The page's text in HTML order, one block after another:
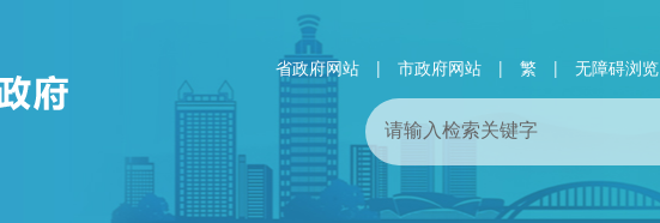
省政府网站 | 市政府网站 | 繁 | 无障碍浏览